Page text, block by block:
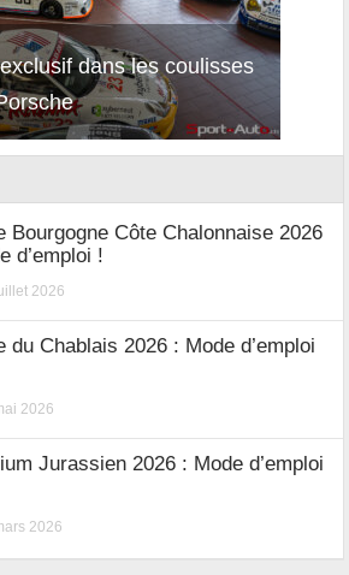
dans les coulisses
Bourgogne Côte Chalonnaise 2026
d’emploi !
2026
du Chablais 2026 : Mode d’emploi
2026
Jurassien 2026 : Mode d’emploi
2026